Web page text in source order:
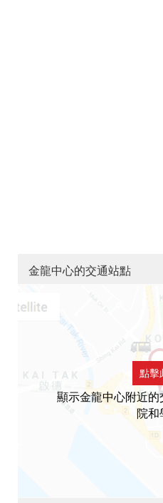
金龍中心的交通站點
點擊
顯示金龍中心附近
院和